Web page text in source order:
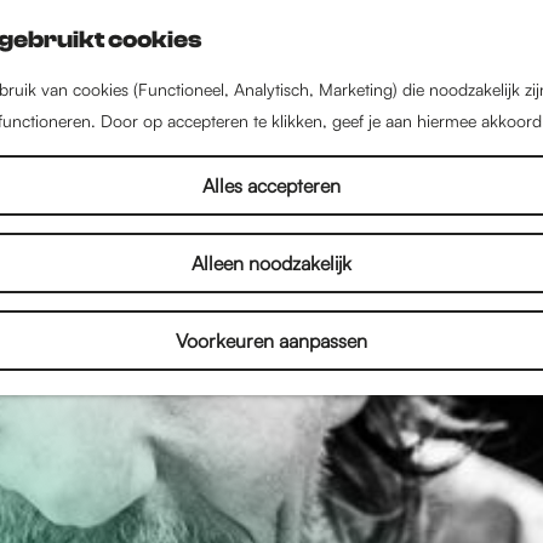
cookies
van cookies (Functioneel, Analytisch, Marketing) die noodzakelijk
Door op accepteren te klikken, geef je aan hiermee
Alles accepteren
Alleen noodzakelijk
Voorkeuren aanpassen